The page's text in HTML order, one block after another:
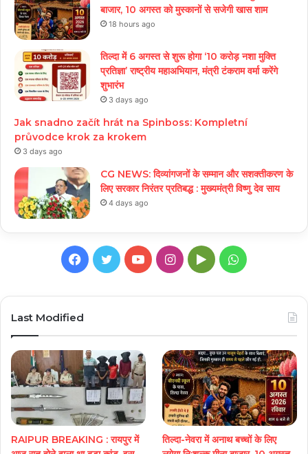
बाजार, 10 अगस्त को मुस्कानों से सजेगी खास शाम
18 hours ago
तिल्दा में 6 अगस्त से शुरू होगा ‘10 करोड़ नशा मुक्ति
प्रतिज्ञा’ राष्ट्रीय महाअभियान, मंत्री टंकराम वर्मा करेंगे
शुभारंभ
3 days ago
Jak snadno začít hrát na Spinboss: Kompletní
průvodce krok za krokem
3 days ago
CG NEWS: दिव्यांगजनों के सम्मान और सशक्तीकरण के
लिए सरकार निरंतर प्रतिबद्ध : मुख्यमंत्री विष्णु देव साय
4 days ago
Facebook
TwitterYouTubeInstagram
GoogleWhatsApp
Last Modified
RAIPUR BREAKING : रायपुर में
तिल्दा-नेवरा में अनाथ बच्चों के लिए